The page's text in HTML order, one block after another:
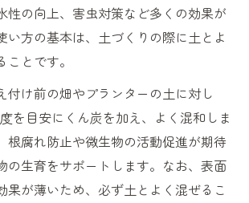
性の向上、害虫対策など多くの効果が
い方の基本は、土づくりの際に土とよ
とです。
付け前の畑やプランターの土に対し
を目安にくん炭を加え、よく混和しま
根腐れ防止や微生物の活動促進が期待
の生育をサポートします。なお、表面
果が薄いため、必ず土とよく混ぜるこ